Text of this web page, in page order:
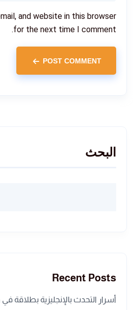
and website in this browser
for the next time I comment.
POST COMMENT
البحث
Recent Posts
أسرار التحدث بالإنجليزية بطلاقة